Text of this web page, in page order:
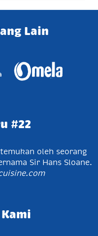
Lain
#22
oleh seorang
Sir Hans Sloane.